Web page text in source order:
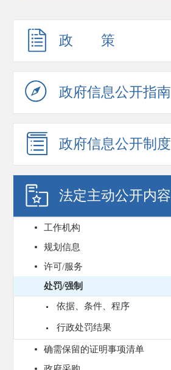
政 策
政府信息公开指南
政府信息公开制度
法定主动公开内容
工作机构
规划信息
许可/服务
处罚/强制
依据、条件、程序
行政处罚结果
确需保留的证明事项清单